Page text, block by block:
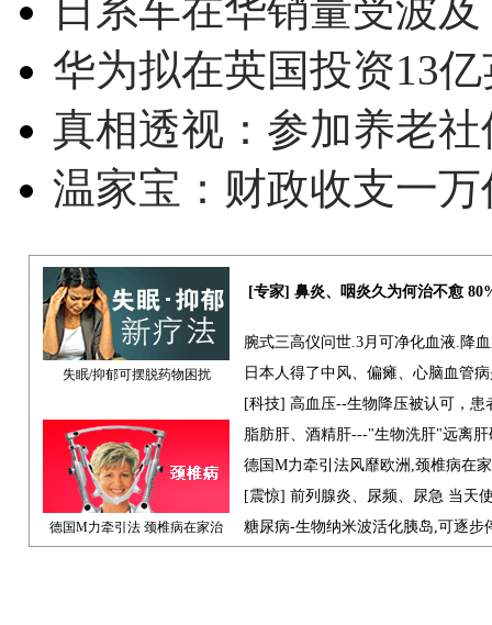
日系车在华销量受波
华为拟在英国投资13
真相透视：参加养老
温家宝：财政收支一
失眠/抑郁可摆脱药物困扰
[专家] 鼻炎、咽炎久为何治不愈
腕式三高仪问世.3月可净化血液.降
日本人得了中风、偏瘫、心脑血管
[科技] 高血压--生物降压被认可，患
德国M力牵引法 颈椎病在家治
脂肪肝、酒精肝---"生物洗肝"远离肝
德国M力牵引法风靡欧洲,颈椎病在
[震惊] 前列腺炎、尿频、尿急 当天
糖尿病-生物纳米波活化胰岛,可逐步